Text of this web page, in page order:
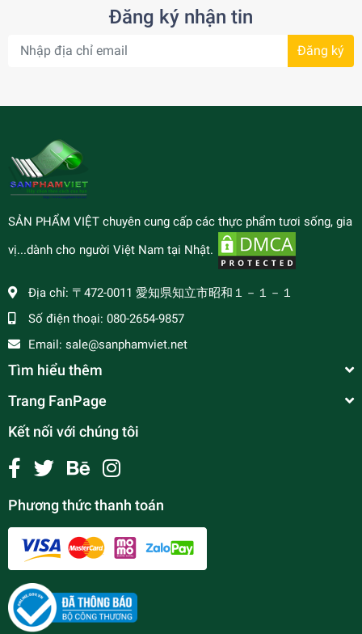
Đăng ký nhận tin
Đăng ký
SẢN PHẨM VIỆT chuyên cung cấp các thực phẩm tươi sống, gia
vị...dành cho người Việt Nam tại Nhật.
Địa chỉ: 〒472-0011 愛知県知立市昭和１－１－１
Số điện thoại: 080-2654-9857
Email: sale@sanphamviet.net
Tìm hiểu thêm
Trang FanPage
Kết nối với chúng tôi
Phương thức thanh toán